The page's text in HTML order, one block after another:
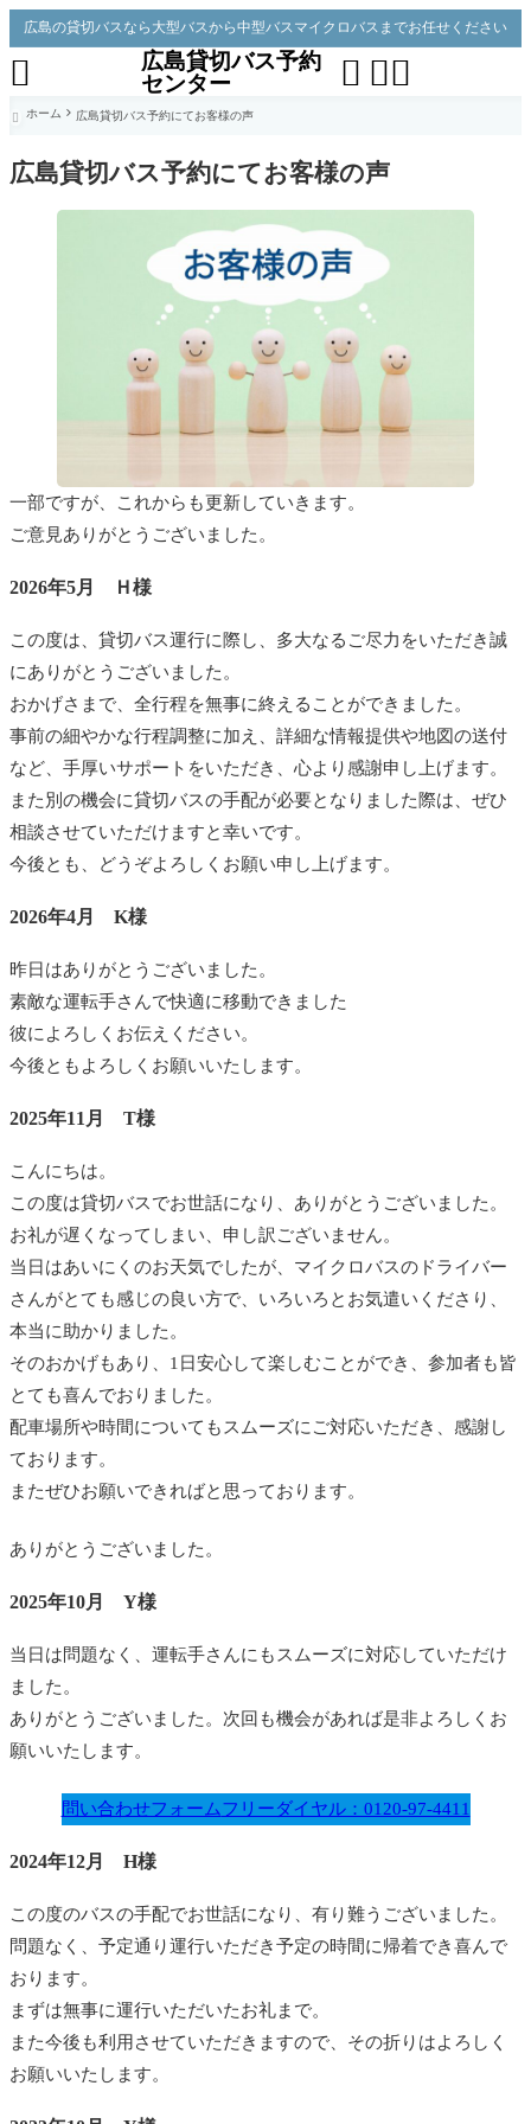
広島の貸切バスなら大型バスから中型バスマイクロバスまでお任せください
広島貸切バス予約
センター
 

 ホーム 広島貸切バス予約にてお客様の声
広島貸切バス予約にてお客様の声
一部ですが、これからも更新していきます。
ご意見ありがとうございました。
2026年5月 Ｈ様
この度は、貸切バス運行に際し、多大なるご尽力をいただき誠
にありがとうございました。
おかげさまで、全行程を無事に終えることができました。
事前の細やかな行程調整に加え、詳細な情報提供や地図の送付
など、手厚いサポートをいただき、心より感謝申し上げます。
また別の機会に貸切バスの手配が必要となりました際は、ぜひ
相談させていただけますと幸いです。
今後とも、どうぞよろしくお願い申し上げます。
2026年4月 K様
昨日はありがとうございました。
素敵な運転手さんで快適に移動できました
彼によろしくお伝えください。
今後ともよろしくお願いいたします。
2025年11月 T様
こんにちは。
この度は貸切バスでお世話になり、ありがとうございました。
お礼が遅くなってしまい、申し訳ございません。
当日はあいにくのお天気でしたが、マイクロバスのドライバー
さんがとても感じの良い方で、いろいろとお気遣いくださり、
本当に助かりました。
そのおかげもあり、1日安心して楽しむことができ、参加者も皆
とても喜んでおりました。
配車場所や時間についてもスムーズにご対応いただき、感謝し
ております。
またぜひお願いできればと思っております。
ありがとうございました。
2025年10月 Y様
当日は問題なく、運転手さんにもスムーズに対応していただけ
ました。
ありがとうございました。次回も機会があれば是非よろしくお
願いいたします。
問い合わせフォームフリーダイヤル：0120-97-4411
2024年12月 H様
この度のバスの手配でお世話になり、有り難うございました。
問題なく、予定通り運行いただき予定の時間に帰着でき喜んで
おります。
まずは無事に運行いただいたお礼まで。
また今後も利用させていただきますので、その折りはよろしく
お願いいたします。